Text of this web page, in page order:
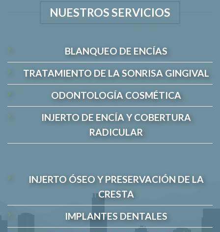
NUESTROS SERVICIOS
BLANQUEO DE ENCÍAS
TRATAMIENTO DE LA SONRISA GINGIVAL
ODONTOLOGÍA COSMÉTICA
INJERTO DE ENCÍA Y COBERTURA
RADICULAR
INJERTO ÓSEO Y PRESERVACIÓN DE LA
CRESTA
IMPLANTES DENTALES